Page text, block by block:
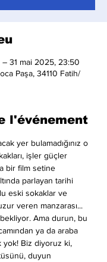
31 mai 2025, 23:50
Paşa, 34110 Fatih/
l'événement
yer bulamadığınız o
işler güçler
bir film setine
parlayan tarihi
eski sokaklar ve
veren manzarası...
Ama durun, bu
ya da araba
yok! Biz diyoruz ki,
duyun